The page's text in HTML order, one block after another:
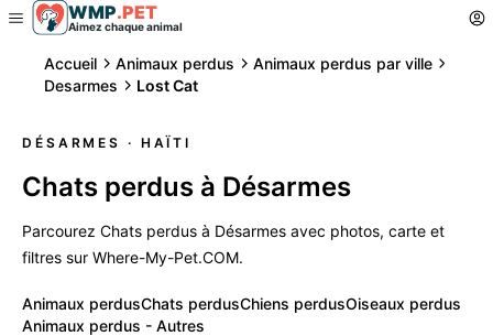
WMP.PET
Aimez chaque animal
Accueil Animaux perdus
Animaux perdus par ville
Desarmes
Lost Cat
DÉSARMES · HAÏTI
Chats perdus à Désarmes
Parcourez Chats perdus à Désarmes avec photos, carte et
filtres sur Where-My-Pet.COM.
Animaux perdusChats perdusChiens perdusOiseaux perdus
Animaux perdus - Autres